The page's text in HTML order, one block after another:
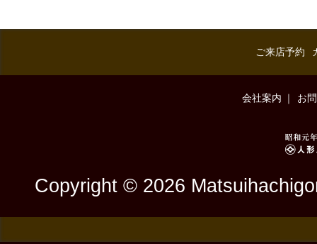
ご来店予約
会社案内 お
Copyright © 2026